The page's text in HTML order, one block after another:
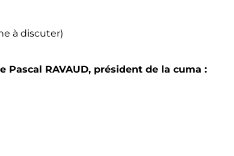
à discuter)
RAVAUD, président de la cuma :